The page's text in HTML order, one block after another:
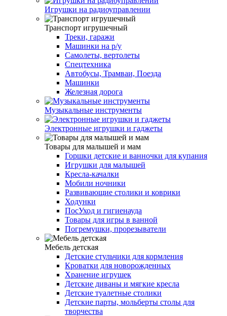
Игрушки на радиоуправлении
Транспорт игрушечный
Треки, гаражи
Машинки на р/у
Самолеты, вертолеты
Спецтехника
Автобусы, Трамваи, Поезда
Машинки
Железная дорога
Музыкальные инструменты
Электронные игрушки и гаджеты
Товары для малышей и мам
Горшки детские и ванночки для купания
Игрушки для малышей
Кресла-качалки
Мобили ночники
Развивающие столики и коврики
Ходунки
ПосУход и гигиенауда
Товары для игры в ванной
Погремушки, прорезыватели
Мебель детская
Детские стульчики для кормления
Кроватки для новорожденных
Хранение игрушек
Детские диваны и мягкие кресла
Детские туалетные столики
Детские парты, мольберты столы для
творчества